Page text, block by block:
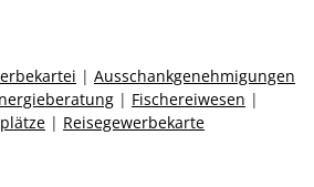
| Ausschankgenehmigungen
| Fischereiwesen |
| Reisegewerbekarte